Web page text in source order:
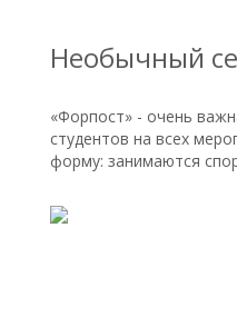
Необычный
«Форпост» - очень
студентов на всех
форму: занимаются